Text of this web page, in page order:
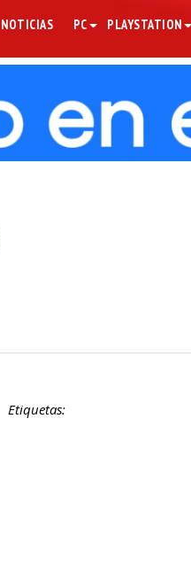
NOTICIAS PC PLAYSTATION
Etiquetas: